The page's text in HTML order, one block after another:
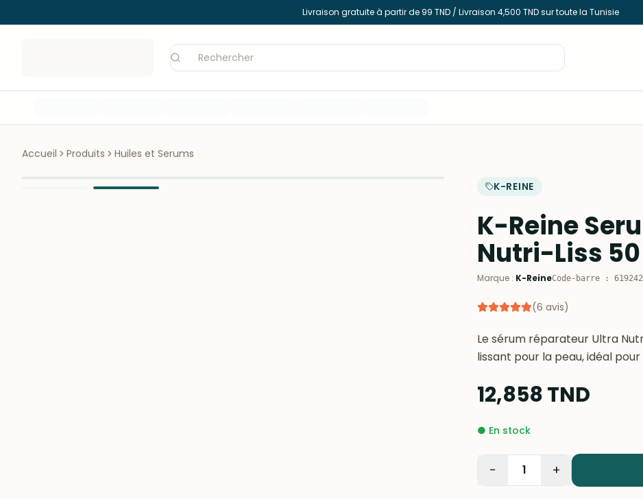
Livraison gratuite à partir de 99 TND / Livraison 4,500 TND sur toute la Tunisie
Accueil Produits Huiles et Serums
K-REINE
K-Reine
Nutri-Liss
Marque : K-ReineCode-barre :
(6 avis)
Le sérum réparateur Ultra
lissant pour la peau, idéal
12,858TND
● En stock
− 1 +